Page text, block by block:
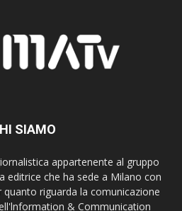
SIAMO
appartenente al gruppo
editrice che ha sede a Milano con
quanto riguarda la comunicazione
& Communication